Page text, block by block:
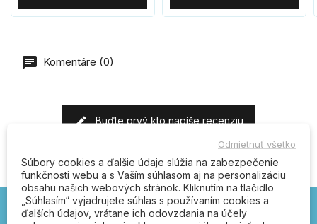
Komentáre (0)
Buďte prvý kto napíše recenziu
Odmietnuť všetko
Súbory cookies a ďalšie údaje slúžia na zabezpečenie
funkčnosti webu a s Vaším súhlasom aj na personalizáciu
obsahu našich webových stránok. Kliknutím na tlačidlo
„Súhlasím“ vyjadrujete súhlas s používaním cookies a
ďalších údajov, vrátane ich odovzdania na účely